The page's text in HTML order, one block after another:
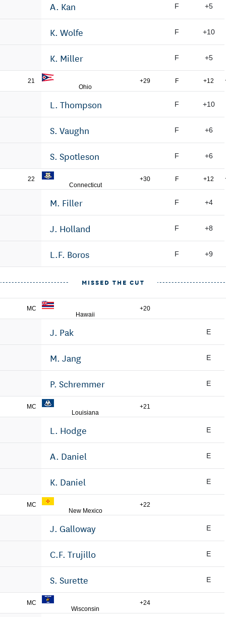
A. Kan F +5
K. Wolfe F +10
K. Miller F +5
21
Ohio
+29 F +12
L. Thompson F +10
S. Vaughn F +6
S. Spotleson F +6
22
Connecticut
+30 F +12
M. Filler F +4
J. Holland F +8
L.F. Boros F +9
MISSED THE CUT
MC
Hawaii
+20
J. Pak E
M. Jang E
P. Schremmer E
MC
Louisiana
+21
L. Hodge E
A. Daniel E
K. Daniel E
MC
New Mexico
+22
J. Galloway E
C.F. Trujillo E
S. Surette E
MC
Wisconsin
+24